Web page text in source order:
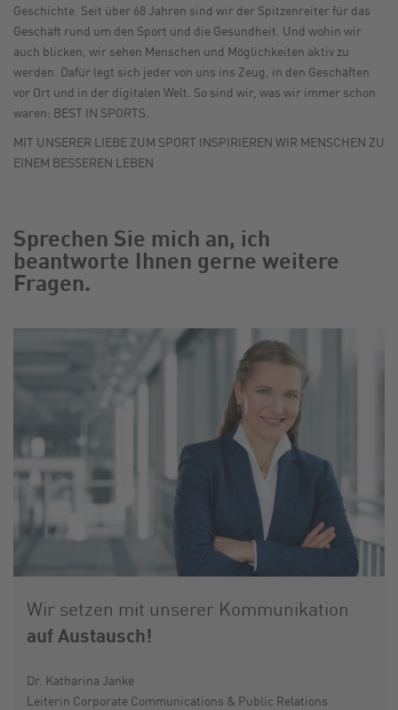
Geschichte. Seit über 68 Jahren sind wir der Spitzenreiter für das
Geschäft rund um den Sport und die Gesundheit. Und wohin wir
auch blicken, wir sehen Menschen und Möglichkeiten aktiv zu
werden. Dafür legt sich jeder von uns ins Zeug, in den Geschäften
vor Ort und in der digitalen Welt. So sind wir, was wir immer schon
waren: BEST IN SPORTS.
MIT UNSERER LIEBE ZUM SPORT INSPIRIEREN WIR MENSCHEN ZU
EINEM BESSEREN LEBEN
Sprechen Sie mich an, ich
beantworte Ihnen gerne weitere
Fragen.
Wir setzen mit unserer Kommunikation
auf Austausch!
Dr. Katharina Janke
Leiterin Corporate Communications & Public Relations